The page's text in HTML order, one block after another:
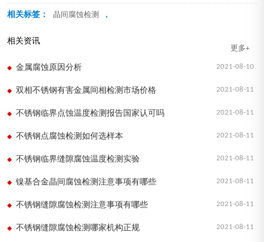
相关标签： 晶间腐蚀检测 ,
相关资讯
更多+
2021-08-10
金属腐蚀原因分析
2021-08-11
双相不锈钢有害金属间相检测市场价格
2021-08-11
不锈钢临界点蚀温度检测报告国家认可吗
2021-08-11
不锈钢点腐蚀检测如何选样本
2021-08-11
不锈钢临界缝隙腐蚀温度检测实验
2021-08-11
镍基合金晶间腐蚀检测注意事项有哪些
2021-08-11
不锈钢缝隙腐蚀检测注意事项有哪些
2021-08-11
不锈钢缝隙腐蚀检测哪家机构正规